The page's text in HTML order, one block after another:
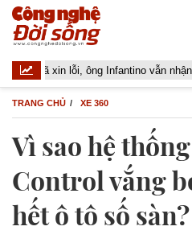
xin lỗi, ông Infantino vẫn nhận tỉ lệ
TRANG CHỦ XE 360
Vì sao hệ
Control vắng
hết ô tô số sàn?